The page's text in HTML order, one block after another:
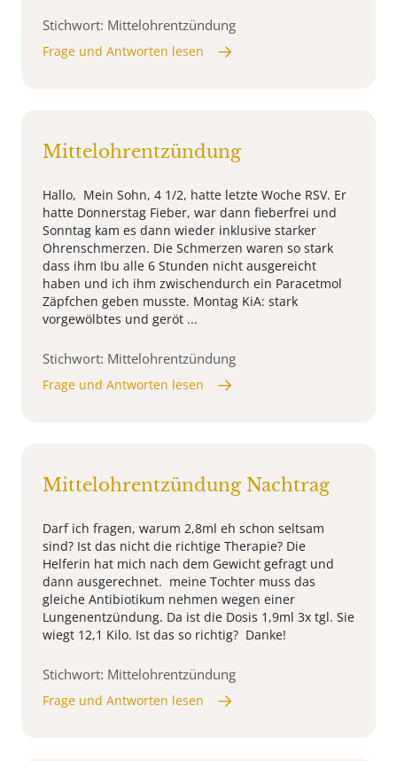
Stichwort: Mittelohrentzündung
Frage und Antworten lesen
Mittelohrentzündung
Hallo, Mein Sohn, 4 1/2, hatte letzte Woche RSV. Er
hatte Donnerstag Fieber, war dann fieberfrei und
Sonntag kam es dann wieder inklusive starker
Ohrenschmerzen. Die Schmerzen waren so stark
dass ihm Ibu alle 6 Stunden nicht ausgereicht
haben und ich ihm zwischendurch ein Paracetmol
Zäpfchen geben musste. Montag KiA: stark
vorgewölbtes und geröt ...
Stichwort: Mittelohrentzündung
Frage und Antworten lesen
Mittelohrentzündung Nachtrag
Darf ich fragen, warum 2,8ml eh schon seltsam
sind? Ist das nicht die richtige Therapie? Die
Helferin hat mich nach dem Gewicht gefragt und
dann ausgerechnet. meine Tochter muss das
gleiche Antibiotikum nehmen wegen einer
Lungenentzündung. Da ist die Dosis 1,9ml 3x tgl. Sie
wiegt 12,1 Kilo. Ist das so richtig? Danke!
Stichwort: Mittelohrentzündung
Frage und Antworten lesen